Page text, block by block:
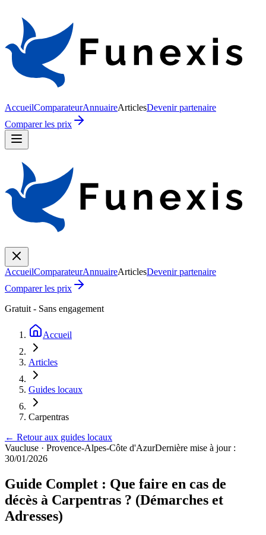
AccueilComparateurAnnuaireArticlesDevenir partenaire
Comparer les prix
AccueilComparateurAnnuaireArticlesDevenir partenaire
Comparer les prix
Gratuit - Sans engagement
Accueil
Articles
Guides locaux
Carpentras
← Retour aux guides locaux
Vaucluse · Provence-Alpes-Côte d'AzurDernière mise à jour :
30/01/2026
Guide Complet : Que faire en cas de
décès à Carpentras ? (Démarches et
Adresses)